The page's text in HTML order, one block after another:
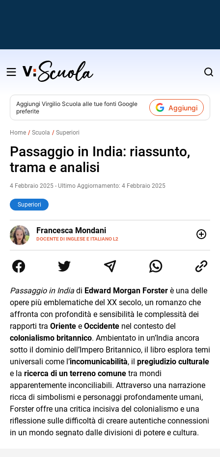
Salta
contenuto
Aggiungi Virgilio Scuola alle tue fonti Google
preferite
Aggiungi
Home Scuola Superiori
Passaggio in India: riassunto,
trama e analisi
4 Febbraio 2025 - Ultimo Aggiornamento: 4 Febbraio 2025
Superiori
Francesca Mondani
DOCENTE DI INGLESE E ITALIANO L2
LINKEDIN
INSTAGRAM
secondaria di secondo grado. Mi occupo inoltre di
traduzioni, SEO Onsite e contenuti per il web. Amo i saggi
della sintesi.
Passaggio in India di Edward Morgan Forster è una delle
opere più emblematiche del XX secolo, un romanzo che
affronta con profondità e sensibilità le complessità dei
rapporti tra Oriente e Occidente nel contesto del
colonialismo britannico. Ambientato in un’India ancora
sotto il dominio dell’Impero Britannico, il libro esplora temi
universali come l’incomunicabilità, il pregiudizio culturale
e la ricerca di un terreno comune tra mondi
apparentemente inconciliabili. Attraverso una narrazione
ricca di simbolismi e personaggi profondamente umani,
Forster offre una critica incisiva del colonialismo e una
riflessione sulle difficoltà di creare autentiche connessioni
in un mondo segnato dalle divisioni di potere e cultura.